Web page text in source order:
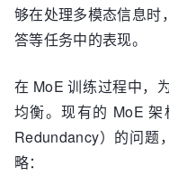
够在处理多模态信息时
答等任务中的表现。
在 MoE 训练过程中，
均衡。现有的 MoE
Redundancy）的问题
略：